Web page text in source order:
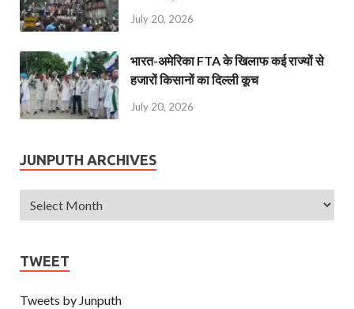
July 20, 2026
भारत-अमेरिका FTA के खिलाफ कई राज्यों से
हजारों किसानों का दिल्ली कूच
July 20, 2026
JUNPUTH ARCHIVES
TWEET
Tweets by Junputh